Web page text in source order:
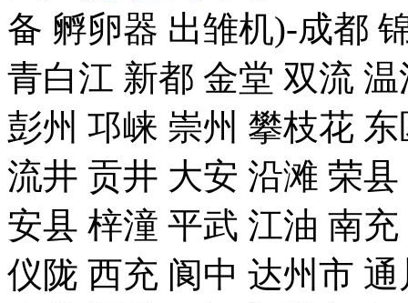
备 孵卵器 出雏机)-成都
青白江 新都 金堂 双流
彭州 邛崃 崇州 攀枝花
流井 贡井 大安 沿滩 荣
安县 梓潼 平武 江油 南
仪陇 西充 阆中 达州市